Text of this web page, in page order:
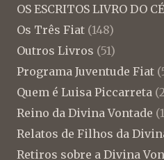
OS ESCRITOS LIVRO DO
Os Três Fiat (148)
Outros Livros (51)
Programa Juventude Fiat
Quem é Luisa Piccarreta
Reino da Divina Vontade
Relatos de Filhos da
Retiros sobre a Divina